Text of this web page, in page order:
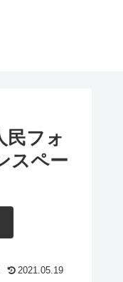
民フォ
スペー
2021.05.19